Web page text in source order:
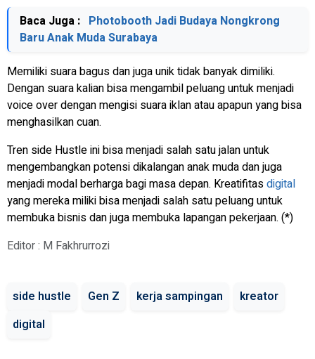
Baca Juga : Photobooth Jadi Budaya Nongkrong
Baru Anak Muda Surabaya
Memiliki suara bagus dan juga unik tidak banyak dimiliki.
Dengan suara kalian bisa mengambil peluang untuk menjadi
voice over dengan mengisi suara iklan atau apapun yang bisa
menghasilkan cuan.
Tren side Hustleini bisa menjadi salah satu jalan untuk
mengembangkan potensi dikalangan anak muda dan juga
menjadi modal berharga bagi masa depan. Kreatifitasdigital
yang mereka miliki bisa menjadi salah satu peluang untuk
membuka bisnis dan juga membuka lapangan pekerjaan. (*)
Editor : M Fakhrurrozi
side hustle Gen Z kerja sampingan
kreator
digital